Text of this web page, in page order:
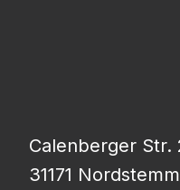
Calenberger Str.
31171